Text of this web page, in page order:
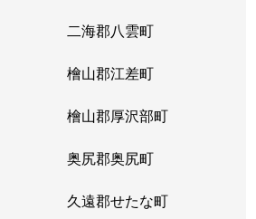
二海郡八雲町
檜山郡江差町
檜山郡厚沢部町
奥尻郡奥尻町
久遠郡せたな町